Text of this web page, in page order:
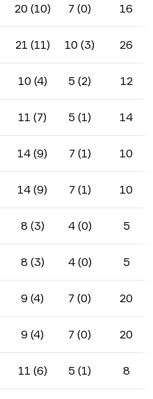
20 (10) 7 (0) 16
21 (11) 10 (3) 26
10 (4) 5 (2) 12
11 (7) 5 (1) 14
14 (9) 7 (1) 10
14 (9) 7 (1) 10
8 (3) 4 (0) 5
8 (3) 4 (0) 5
9 (4) 7 (0) 20
9 (4) 7 (0) 20
11 (6) 5 (1) 8